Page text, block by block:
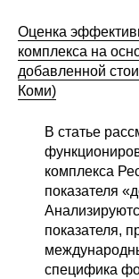
Контакты
Оценка
комплекса на
добавленной
Коми)
В статье
комплекса
показателя
показателя,
специфика